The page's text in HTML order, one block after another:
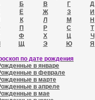
Б В Г
Д
Ё Ж З
И
К Л М
Н
П Р С
Т
Ф Х Ц
Ч
Щ Э Ю Я
по дате рождения
в январе
в феврале
в марте
в апреле
в мае